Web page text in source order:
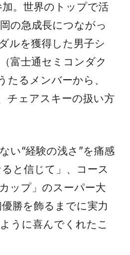
。世界のトップで活
の急成長につながっ
ルを獲得した男子シ
富士通セミコンダク
たるメンバーから、
チェアスキーの扱い方
い“経験の浅さ”を痛感
と信じて」、コース
ップ」のスーパー大
勝を飾るまでに実力
うに喜んでくれたこ